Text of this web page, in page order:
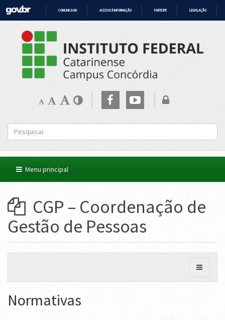
CONTEÚDO
COMUNICA BR ACESSO À INFORMAÇÃO PARTICIPE LEGISLAÇÃO
Menu principal
CGP – Coordenação de
Gestão de Pessoas
Normativas